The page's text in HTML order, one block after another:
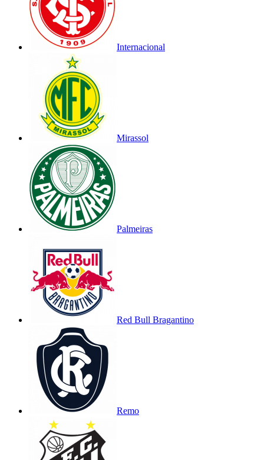
Internacional
Mirassol
Palmeiras
Red Bull Bragantino
Remo